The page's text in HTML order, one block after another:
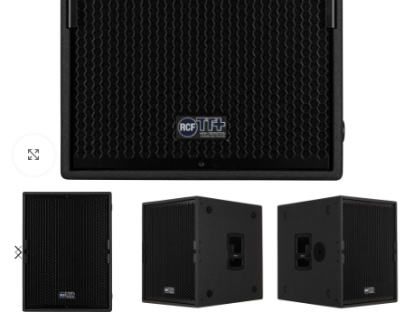
Kliknite za uvećanje